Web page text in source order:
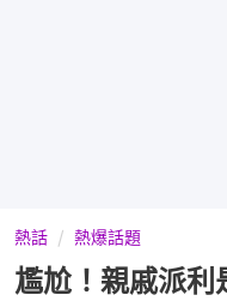
熱話 熱爆話題
尷尬！親戚派